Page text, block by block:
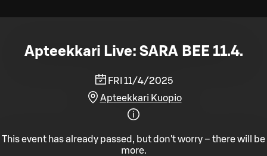
Apteekkari Live: SARA BEE 11.4.
FRI 11/4/2025
Apteekkari Kuopio
This event has already passed, but don't worry – there will be
more.